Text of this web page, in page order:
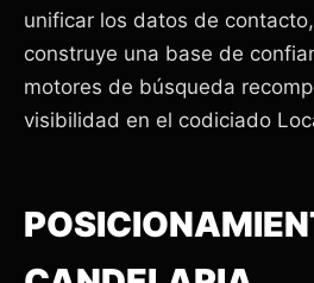
unificar los datos de
construye una base de
motores de búsqueda
visibilidad en el codiciado